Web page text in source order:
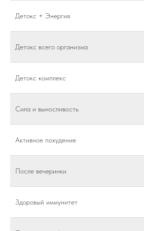
Детокс + Энергия
Детокс всего организма
Детокс комплекс
Сила и выносливость
Активное похудение
После вечеринки
Здоровый иммунитет